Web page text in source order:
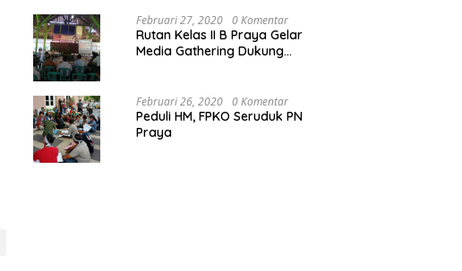
Februari 27, 2020 0 Komentar
Rutan Kelas II B Praya Gelar
Media Gathering Dukung
Februari 26, 2020 0 Komentar
Peduli HM, FPKO Seruduk PN
Praya